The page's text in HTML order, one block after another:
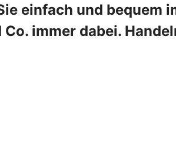
einfach und bequem
immer dabei.